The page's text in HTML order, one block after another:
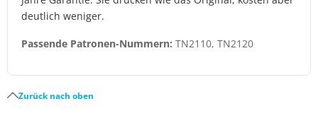
deutlich weniger.
Passende Patronen-Nummern: TN2110, TN2120
Zurück nach oben